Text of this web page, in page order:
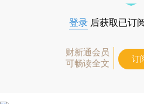
登录 后获取已订
财新通会员
可畅读全文
订